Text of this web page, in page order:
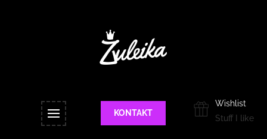
KONTAKT
Wishlist
Stuff I like